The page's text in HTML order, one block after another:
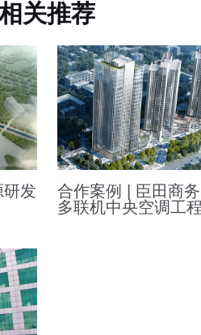
关推荐
发
合作案例 | 臣田商
多联机中央空调工程